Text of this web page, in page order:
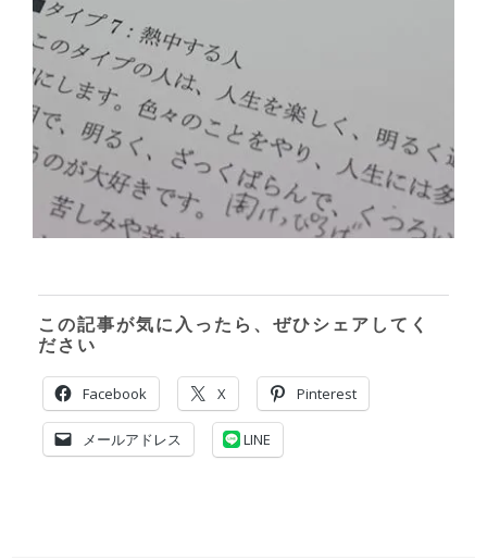
この記事が気に入ったら、ぜひシェアしてく
ださい
Facebook X Pinterest
メールアドレス LINE